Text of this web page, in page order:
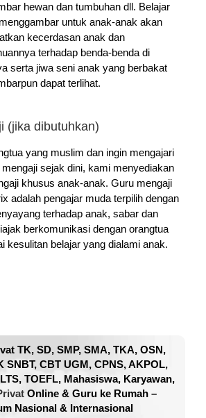
hewan dan tumbuhan dll. Belajar
untuk anak-anak akan
kecerdasan anak dan
terhadap benda-benda di
serta jiwa seni anak yang berbakat
dapat terlihat.
(jika dibutuhkan)
yang muslim dan ingin mengajari
sejak dini, kami menyediakan
khusus anak-anak. Guru mengaji
adalah pengajar muda terpilih dengan
terhadap anak, sabar dan
berkomunikasi dengan orangtua
kesulitan belajar yang dialami anak.
TK, SD, SMP, SMA, TKA, OSN,
SNBT, CBT UGM, CPNS, AKPOL,
TOEFL, Mahasiswa, Karyawan,
Online & Guru ke Rumah –
Nasional & Internasional